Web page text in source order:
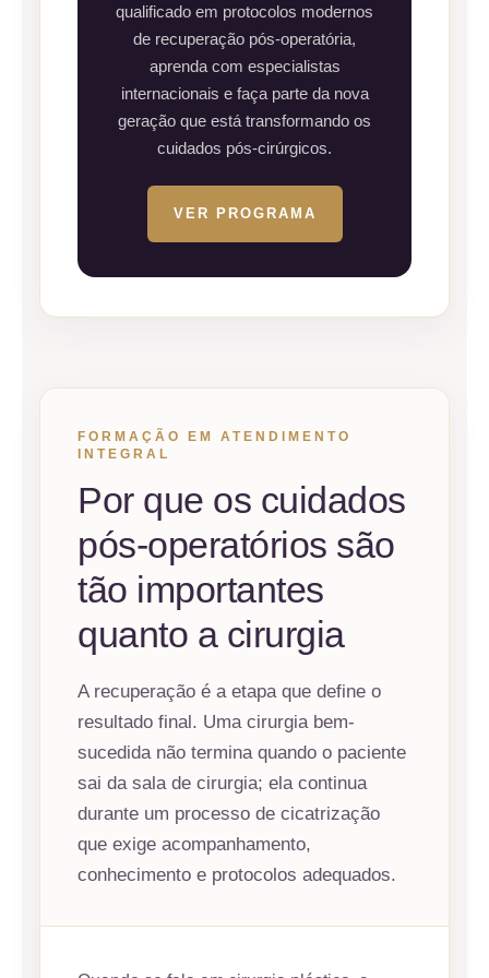
qualificado em protocolos modernos
de recuperação pós-operatória,
aprenda com especialistas
internacionais e faça parte da nova
geração que está transformando os
cuidados pós-cirúrgicos.
VER PROGRAMA
FORMAÇÃO EM ATENDIMENTO
INTEGRAL
Por que os cuidados
pós-operatórios são
tão importantes
quanto a cirurgia
A recuperação é a etapa que define o
resultado final. Uma cirurgia bem-
sucedida não termina quando o paciente
sai da sala de cirurgia; ela continua
durante um processo de cicatrização
que exige acompanhamento,
conhecimento e protocolos adequados.